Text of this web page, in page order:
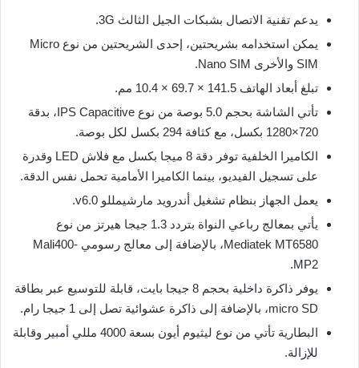
يدعم تقنية الاتصال بشبكات الجيل الثالث 3G.
يمكن استخدامه بشريحتين، إحدى الشريحتين من نوع Micro
SIM والأخرى Nano SIM.
تبلغ أبعاد الهاتف 141.5 × 69.7 × 10.4 مم.
تأتي الشاشة بحجم 5.0 بوصة من نوع IPS Capacitive، بدقة
720×1280 بكسل، مع كثافة 294 بكسل لكل بوصة.
الكاميرا الخلفية توفر دقة 8 ميجا بكسل مع فلاش LED وقدرة
على تسجيل الفيديو، بينما الكاميرا الأمامية تحمل نفس الدقة.
يعمل الجهاز بنظام تشغيل أندرويد مارشيمللو v6.0.
يأتي بمعالج رباعي النواة بتردد 1.3 جيجا هيرتز من نوع
Mediatek MT6580، بالإضافة إلى معالج رسومي Mali400‎-
MP2.
يوفر ذاكرة داخلية بحجم 8 جيجا بايت، قابلة للتوسيع عبر بطاقة
micro SD، بالإضافة إلى ذاكرة عشوائية تصل إلى 1 جيجا رام.
البطارية تأتي من نوع ليثيوم أيون بسعة 4000 مللي أمبير وقابلة
للإزالة.